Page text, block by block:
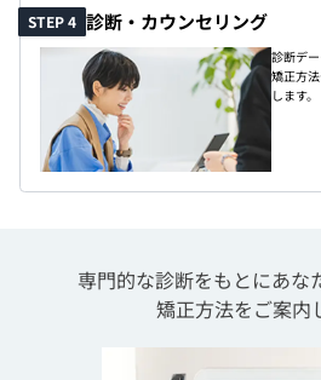
STEP 4 診断・カウンセリング
診断デー
矯正方
します。
専門的な診断をもとにあな
矯正方法をご案内